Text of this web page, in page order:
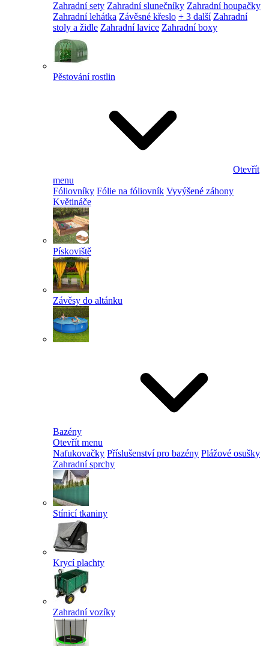
Zahradní sety Zahradní slunečníky Zahradní houpačky
Zahradní lehátka Závěsné křeslo + 3 další Zahradní
stoly a židle Zahradní lavice Zahradní boxy
Pěstování rostlin
Otevřít
menu
Fóliovníky Fólie na fóliovník Vyvýšené záhony
Květináče
Pískoviště
Závěsy do altánku
Bazény
Otevřít menu
Nafukovačky Příslušenství pro bazény Plážové osušky
Zahradní sprchy
Stínicí tkaniny
Krycí plachty
Zahradní vozíky